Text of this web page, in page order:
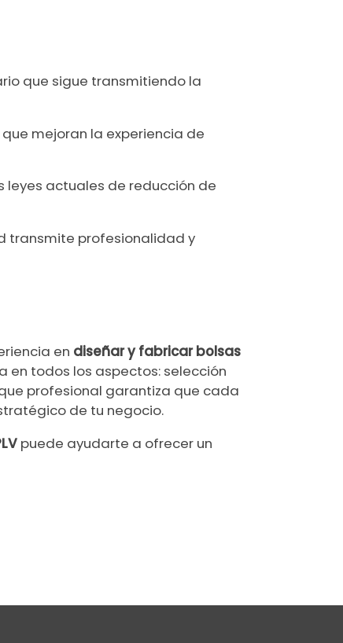
que sigue transmitiendo la
mejoran la experiencia de
leyes actuales de reducción de
transmite profesionalidad y
en diseñar y fabricar bolsas
todos los aspectos: selección
profesional garantiza que cada
de tu negocio.
puede ayudarte a ofrecer un